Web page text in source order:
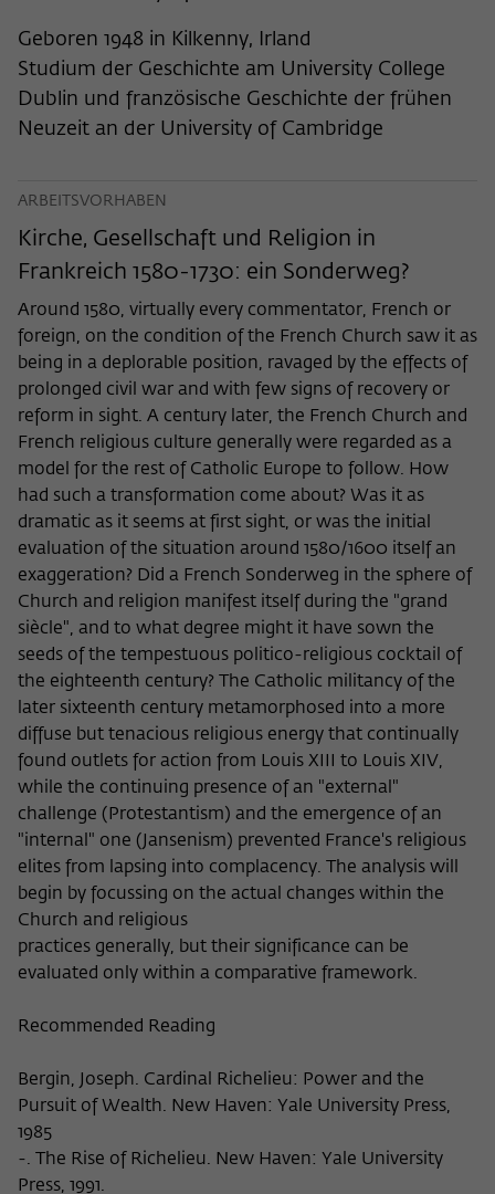
Geboren 1948 in Kilkenny, Irland
Studium der Geschichte am University College
Dublin und französische Geschichte der frühen
Neuzeit an der University of Cambridge
ARBEITSVORHABEN
Kirche, Gesellschaft und Religion in
Frankreich 1580-1730: ein Sonderweg?
Around 1580, virtually every commentator, French or
foreign, on the condition of the French Church saw it as
being in a deplorable position, ravaged by the effects of
prolonged civil war and with few signs of recovery or
reform in sight. A century later, the French Church and
French religious culture generally were regarded as a
model for the rest of Catholic Europe to follow. How
had such a transformation come about? Was it as
dramatic as it seems at first sight, or was the initial
evaluation of the situation around 1580/1600 itself an
exaggeration? Did a French Sonderweg in the sphere of
Church and religion manifest itself during the "grand
siècle", and to what degree might it have sown the
seeds of the tempestuous politico-religious cocktail of
the eighteenth century? The Catholic militancy of the
later sixteenth century metamorphosed into a more
diffuse but tenacious religious energy that continually
found outlets for action from Louis XIII to Louis XIV,
while the continuing presence of an "external"
challenge (Protestantism) and the emergence of an
"internal" one (Jansenism) prevented France's religious
elites from lapsing into complacency. The analysis will
begin by focussing on the actual changes within the
Church and religious
practices generally, but their significance can be
evaluated only within a comparative framework.
Recommended Reading
Bergin, Joseph. Cardinal Richelieu: Power and the
Pursuit of Wealth. New Haven: Yale University Press,
1985
-. The Rise of Richelieu. New Haven: Yale University
Press, 1991.
Name fe_typo_user
Anbieter Wissenschaftskolleg zu Berlin
Session-Dauer
Zweck
internen Bereich der Webseite des
Wissenschaftskollegs.
Name _pk_id
Anbieter Matomo
Zweck
Dieses Cookie dient dazu, den/die
Besucher:in über eine Besucher-ID
zuzuordnen.
_pk_ref
Anbieter Matomo
Laufzeit 6 Monate
Zweck
Dieses Cookie dient dazu, zu speichern,
von welcher Website oder Suchmaschine
der/die Besucher:in durch eine Verlinkung
auf wiko-berlin.de weitergeleitet wurde.
Name _pk_ses
Anbieter Matomo
Laufzeit 30 Minuten
Dieses kurzlebige Cookie wird dazu
verwendet, vorübergehend Daten über
den aktuellen Aufenthalt des Besuchs auf
der Webseite des Wissenschaftskollegs
zu speichern.
Cookie-Informationen anzeigen
Externe Inhalte
Inhalte sind Videos der Video-Plattform Vimeo, Inhalte des
OpenStreetMap Foundation (OSMF). Wenn Sie der
Darstellung externer Inhalte zustimmen, verwendet Vimeo
den lokalen Speicher des Browsers, um Informationen über
Ihre Nutzung der Videos zu speichern (z.B. Häufigkeit des
Aufrufes, Dauer der Abspielzeit, etc). Außerdem willigen Sie
ein, dass eine Verbindung zu den externen Diensten ggf. in
sog. Drittstaaten wie den USA hergestellt wird, deren
Datenschutzniveau von der EU nicht als mit EU-Standards
gleichwertig eingeschätzt wurde. Es besteht insbesondere
das Risiko, dass Ihre Daten durch dortige Behörden, zu
Kontroll- und zu Überwachungszwecken, möglicherweise
auch ohne Rechtsbehelfsmöglichkeiten, verarbeitet werden
können